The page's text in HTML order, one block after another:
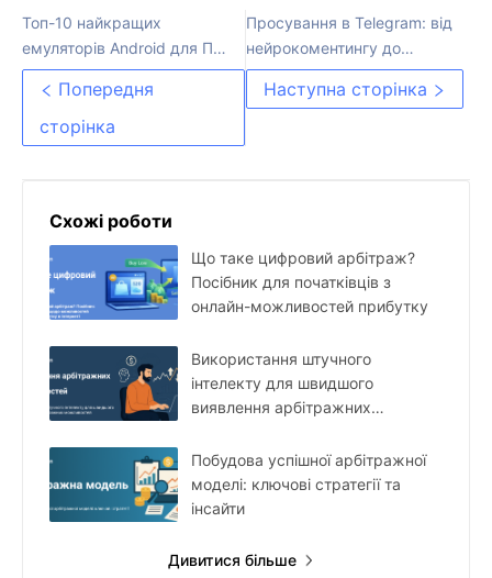
Топ-10 найкращих
емуляторів Android для ПК:
Огляд
Попередня
сторінка
Просування в Telegram: від
нейрокоментингу до
інвайтингу
Наступна сторінка
Схожі роботи
Що таке цифровий арбітраж?
Посібник для початківців з
онлайн-можливостей прибутку
Використання штучного
інтелекту для швидшого
виявлення арбітражних
Побудова успішної арбітражної
моделі: ключові стратегії та
інсайти
Дивитися більше